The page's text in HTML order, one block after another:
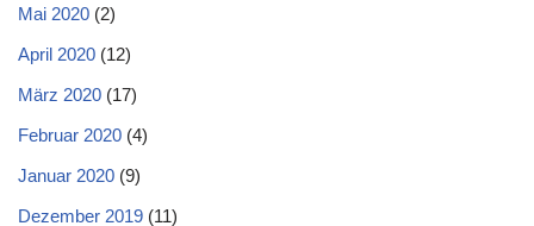
Mai 2020 (2)
April 2020 (12)
März 2020 (17)
Februar 2020 (4)
Januar 2020 (9)
Dezember 2019 (11)